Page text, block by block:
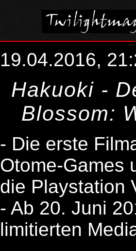
19.04.2016,
Hakuoki -
Blossom:
- Die erste
Otome-Games
die Playstation
- Ab 20. Juni
limitierten